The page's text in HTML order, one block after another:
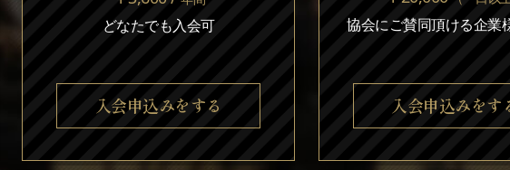
どなたでも入会可
入会申込みをする
協会にご賛同頂ける企業
入会申込みをす